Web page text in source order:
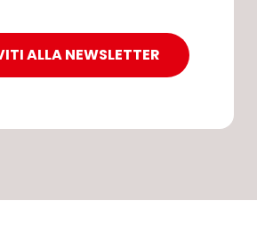
ALLA NEWSLETTER